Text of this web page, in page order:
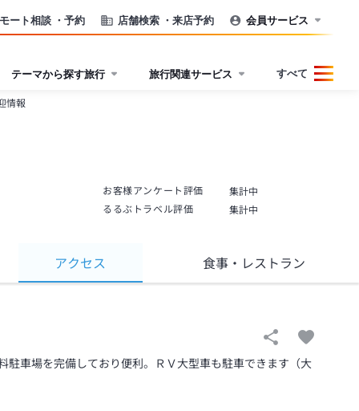
ート相談 ・予約 店舗検索 ・来店予約 会員サービス
テーマから探す旅行 旅行関連サービス すべて
情報
お客様アンケート評価
集計中
るるぶトラベル評価
集計中
アクセス 食事・レストラン
車場を完備しており便利。ＲＶ大型車も駐車できます（大